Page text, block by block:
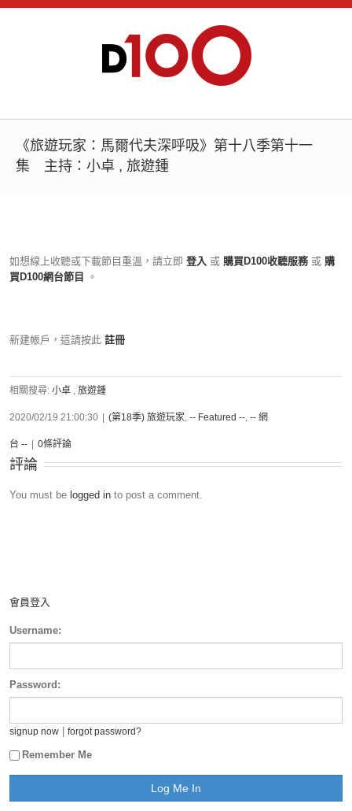
《旅遊玩家：馬爾代夫深呼吸》第十八季第十一
集 主持：小卓 , 旅遊鍾
如想線上收聽或下載節目重溫，請立即 登入 或 購買D100收聽服務 或 購
買D100網台節目
。
新建帳戶，這請按此 註冊
相關搜尋: 小卓 , 旅遊鍾
2020/02/19 21:00:30 (第18季) 旅遊玩家, -- Featured --, -- 網
台 -- 0條評論
評論
You must be logged in to post a comment.
會員登入
Username:
Password:
signup now forgot password?
Remember Me